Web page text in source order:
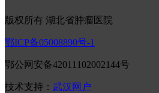
版权所有 湖北省肿瘤医院
鄂ICP备05008890号-1
鄂公网安备42011102002144号
技术支持： 武汉网户